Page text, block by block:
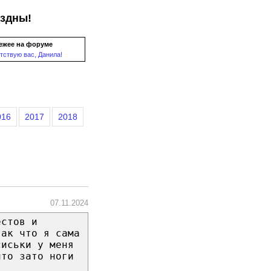
на форуме
вас, Данила!
2017 2018
07.11.2024
и
что я сама
у меня
зато ноги